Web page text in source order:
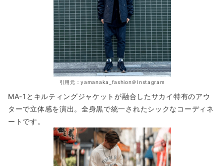
引用元：yamanaka_fashion＠Instagram
MA-1とキルティングジャケットが融合したサカイ特有のアウ
ターで立体感を演出。全身黒で統一されたシックなコーディネ
ートです。